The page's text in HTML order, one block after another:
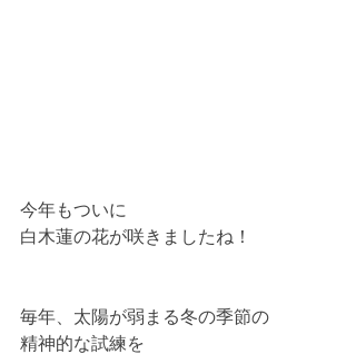
今年もついに
白木蓮の花が咲きましたね！
毎年、太陽が弱まる冬の季節の
精神的な試練を